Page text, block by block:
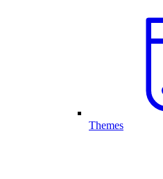
Themes